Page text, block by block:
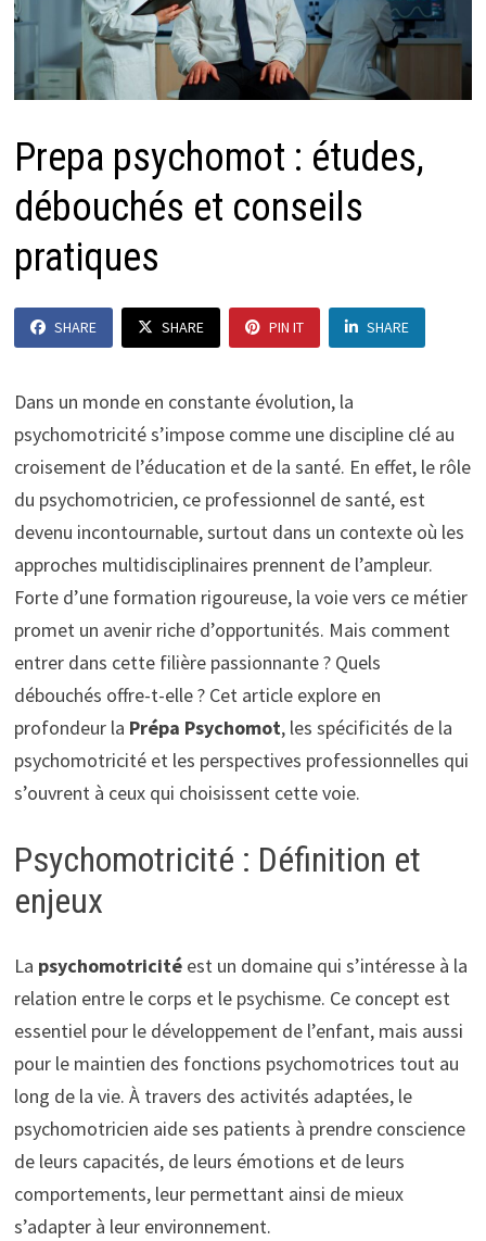
Prepa psychomot : études,
débouchés et conseils
pratiques
SHARE SHARE PIN IT SHARE
Dans un monde en constante évolution, la
psychomotricité s’impose comme une discipline clé au
croisement de l’éducation et de la santé. En effet, le rôle
du psychomotricien, ce professionnel de santé, est
devenu incontournable, surtout dans un contexte où les
approches multidisciplinaires prennent de l’ampleur.
Forte d’une formation rigoureuse, la voie vers ce métier
promet un avenir riche d’opportunités. Mais comment
entrer dans cette filière passionnante ? Quels
débouchés offre-t-elle ? Cet article explore en
profondeur la Prépa Psychomot, les spécificités de la
psychomotricité et les perspectives professionnelles qui
s’ouvrent à ceux qui choisissent cette voie.
Psychomotricité : Définition et
enjeux
La psychomotricitéest un domaine qui s’intéresse à la
relation entre le corps et le psychisme. Ce concept est
essentiel pour le développement de l’enfant, mais aussi
pour le maintien des fonctions psychomotrices tout au
long de la vie. À travers des activités adaptées, le
psychomotricien aide ses patients à prendre conscience
de leurs capacités, de leurs émotions et de leurs
comportements, leur permettant ainsi de mieux
s’adapter à leur environnement.